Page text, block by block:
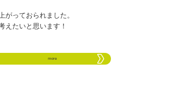
がっておられました。
えたいと思います！
more